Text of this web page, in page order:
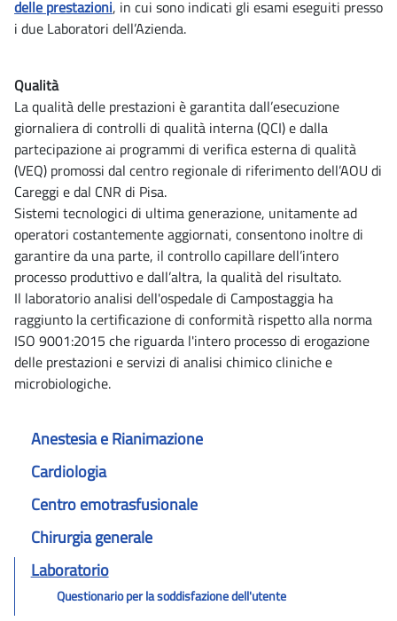
Anestesia e Rianimazione
Cardiologia
Centro emotrasfusionale
Chirurgia generale
Laboratorio
Questionario per la soddisfazione dell'utente
delle prestazioni, in cui sono indicati gli esami eseguiti presso
i due Laboratori dell’Azienda.
Qualità
La qualità delle prestazioni è garantita dall’esecuzione
giornaliera di controlli di qualità interna (QCI) e dalla
partecipazione ai programmi di verifica esterna di qualità
(VEQ) promossi dal centro regionale di riferimento dell’AOU di
Careggi e dal CNR di Pisa.
Sistemi tecnologici di ultima generazione, unitamente ad
operatori costantemente aggiornati, consentono inoltre di
garantire da una parte, il controllo capillare dell’intero
processo produttivo e dall’altra, la qualità del risultato.
Il laboratorio analisi dell'ospedale di Campostaggia ha
raggiunto la certificazione di conformità rispetto alla norma
ISO 9001:2015 che riguarda l'intero processo di erogazione
delle prestazioni e servizi di analisi chimico cliniche e
microbiologiche.